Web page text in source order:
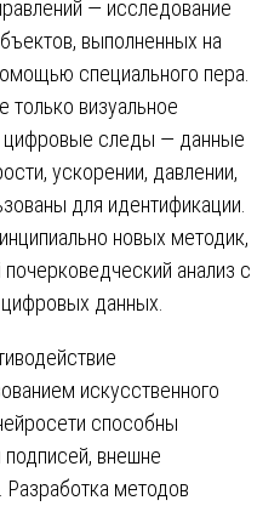
— исследование
выполненных на
специального пера.
визуальное
цифровые следы — данные
ускорении, давлении,
для идентификации.
новых методик,
анализ с
данных.
искусственного
способны
внешне
Разработка методов